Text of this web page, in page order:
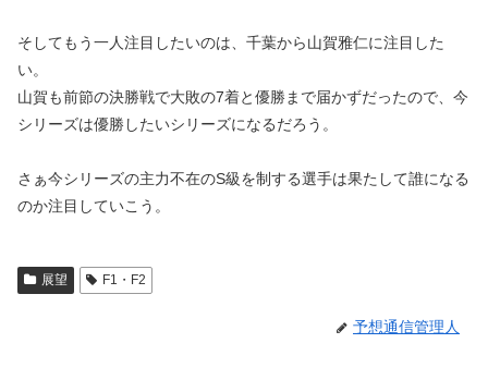
そしてもう一人注目したいのは、千葉から山賀雅仁に注目した
い。
山賀も前節の決勝戦で大敗の7着と優勝まで届かずだったので、今
シリーズは優勝したいシリーズになるだろう。
さぁ今シリーズの主力不在のS級を制する選手は果たして誰になる
のか注目していこう。
展望 F1・F2
予想通信管理人